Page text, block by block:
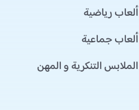
ألعاب رياضية
ألعاب جماعية
الملابس التنكرية و المهن